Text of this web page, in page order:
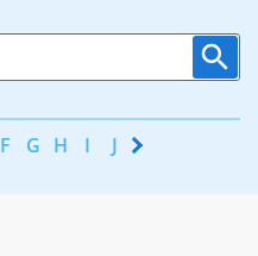
F G H I J K